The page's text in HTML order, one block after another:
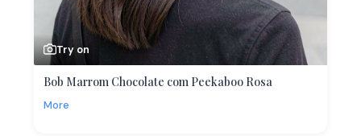
Try on
Bob Marrom Chocolate com Peekaboo Rosa
More